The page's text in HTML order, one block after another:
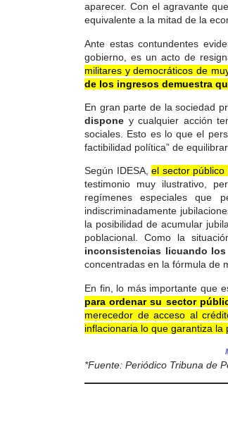
aparecer. Con el agravante
equivalente a la mitad de la
Ante estas contundentes
gobierno, es un acto de
militares y democráticos de
de los ingresos demuestra
En gran parte de la sociedad
dispone y cualquier acción
sociales. Esto es lo que el
factibilidad política” de
Según IDESA,el sector
testimonio muy ilustrativo,
regímenes especiales que
indiscriminadamente
la posibilidad de acumular
poblacional. Como la
inconsistencias licuando los
concentradas en la fórmula de
En fin, lo más importante que
para ordenar su sector
merecedor de acceso al
inflacionaria lo que garantiza la
*Fuente: Periódico Tribuna de